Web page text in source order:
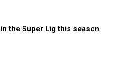
the Super Lig this season